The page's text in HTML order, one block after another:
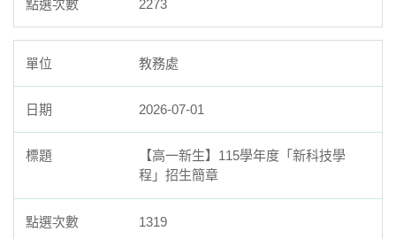
2273
教務處
2026-07-01
【高一新生】115學年度「新科技學
程」招生簡章
1319